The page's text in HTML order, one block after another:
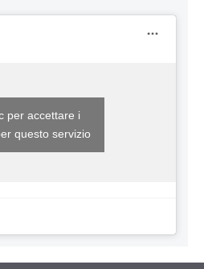
per accettare i
questo servizio